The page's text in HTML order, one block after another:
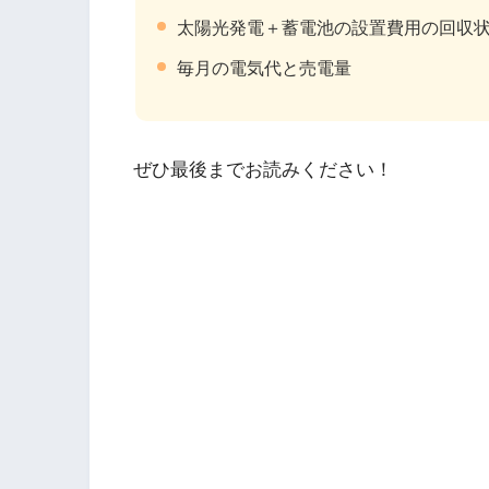
太陽光発電＋蓄電池の設置費用の回収
毎月の電気代と売電量
ぜひ最後までお読みください！